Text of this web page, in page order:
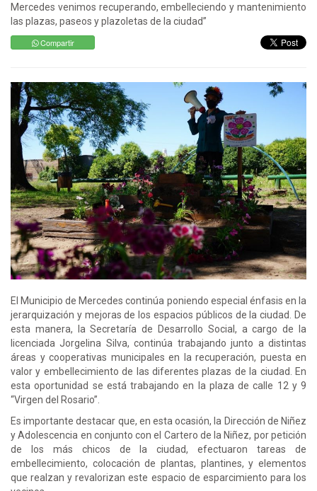
Mercedes venimos recuperando, embelleciendo y mantenimiento
las plazas, paseos y plazoletas de la ciudad”
Compartir
El Municipio de Mercedes continúa poniendo especial énfasis en la
jerarquización y mejoras de los espacios públicos de la ciudad. De
esta manera, la Secretaría de Desarrollo Social, a cargo de la
licenciada Jorgelina Silva, continúa trabajando junto a distintas
áreas y cooperativas municipales en la recuperación, puesta en
valor y embellecimiento de las diferentes plazas de la ciudad. En
esta oportunidad se está trabajando en la plaza de calle 12 y 9
“Virgen del Rosario”.
Es importante destacar que, en esta ocasión, la Dirección de Niñez
y Adolescencia en conjunto con el Cartero de la Niñez, por petición
de los más chicos de la ciudad, efectuaron tareas de
embellecimiento, colocación de plantas, plantines, y elementos
que realzan y revalorizan este espacio de esparcimiento para los